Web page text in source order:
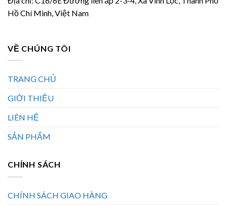
Hồ Chí Minh, Việt Nam
VỀ CHÚNG TÔI
TRANG CHỦ
GIỚI THIỆU
LIÊN HỆ
SẢN PHẨM
CHÍNH SÁCH
CHÍNH SÁCH GIAO HÀNG